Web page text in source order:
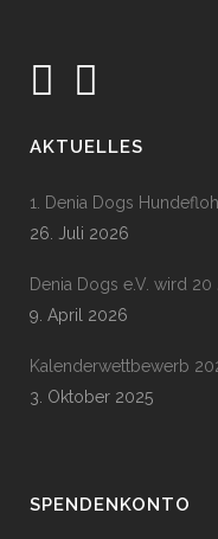
AKTUELLES
1. Denia Dogs
26. Juli 2026
Denia Dogs e.V. wird 20
9. April 2026
Kalenderwettbewerb
3. Oktober 2025
SPENDENKONTO